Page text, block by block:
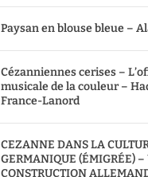
Paysan en blouse bleue –
Cézanniennes cerises –
musicale de la couleur –
France-Lanord
CEZANNE DANS LA
GERMANIQUE (ÉMIGRÉE) –
CONSTRUCTION